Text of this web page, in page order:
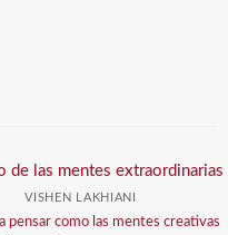
de las mentes extraordinarias
VISHEN LAKHIANI
pensar como las mentes creativas